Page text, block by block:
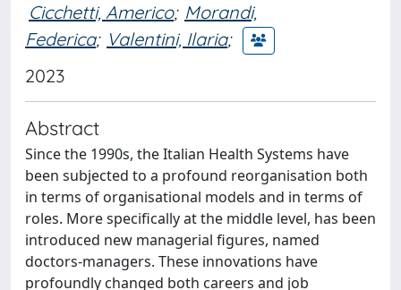
Cicchetti, Americo; Morandi,
Federica; Valentini, Ilaria;
2023
Abstract
Since the 1990s, the Italian Health Systems have
been subjected to a profound reorganisation both
in terms of organisational models and in terms of
roles. More specifically at the middle level, has been
introduced new managerial figures, named
doctors-managers. These innovations have
profoundly changed both careers and job